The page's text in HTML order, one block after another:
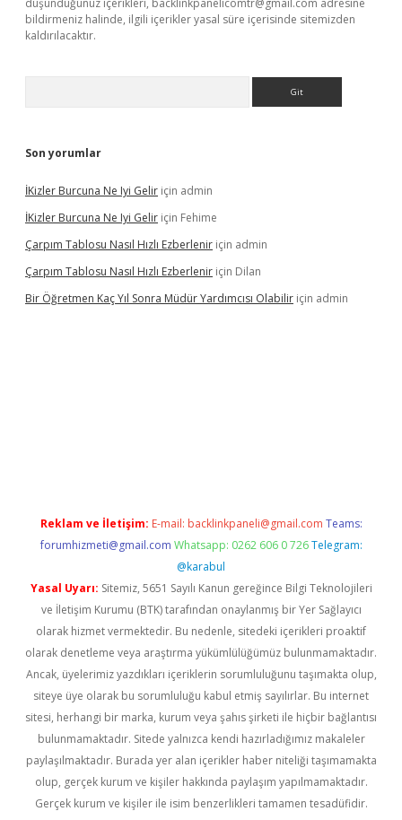
düşündüğünüz içerikleri, backlinkpanelicomtr@gmail.com adresine
bildirmeniz halinde, ilgili içerikler yasal süre içerisinde sitemizden
kaldırılacaktır.
Son yorumlar
İKizler Burcuna Ne Iyi Gelir için admin
İKizler Burcuna Ne Iyi Gelir için Fehime
Çarpım Tablosu Nasıl Hızlı Ezberlenir için admin
Çarpım Tablosu Nasıl Hızlı Ezberlenir için Dilan
Bir Öğretmen Kaç Yıl Sonra Müdür Yardımcısı Olabilir için admin
Reklam ve İletişim: E-mail: backlinkpaneli@gmail.com Teams:
forumhizmeti@gmail.com Whatsapp: 0262 606 0 726 Telegram:
@karabul
Yasal Uyarı: Sitemiz, 5651 Sayılı Kanun gereğince Bilgi Teknolojileri
ve İletişim Kurumu (BTK) tarafından onaylanmış bir Yer Sağlayıcı
olarak hizmet vermektedir. Bu nedenle, sitedeki içerikleri proaktif
olarak denetleme veya araştırma yükümlülüğümüz bulunmamaktadır.
Ancak, üyelerimiz yazdıkları içeriklerin sorumluluğunu taşımakta olup,
siteye üye olarak bu sorumluluğu kabul etmiş sayılırlar. Bu internet
sitesi, herhangi bir marka, kurum veya şahıs şirketi ile hiçbir bağlantısı
bulunmamaktadır. Sitede yalnızca kendi hazırladığımız makaleler
paylaşılmaktadır. Burada yer alan içerikler haber niteliği taşımamakta
olup, gerçek kurum ve kişiler hakkında paylaşım yapılmamaktadır.
Gerçek kurum ve kişiler ile isim benzerlikleri tamamen tesadüfidir.